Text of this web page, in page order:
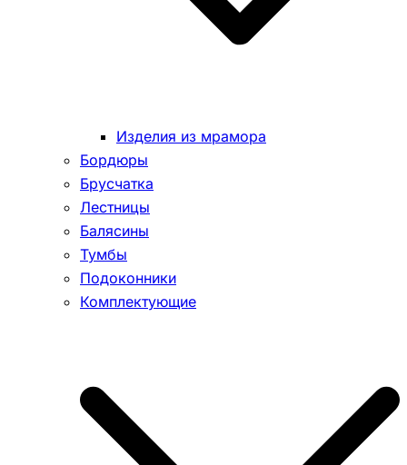
Изделия из мрамора
Бордюры
Брусчатка
Лестницы
Балясины
Тумбы
Подоконники
Комплектующие